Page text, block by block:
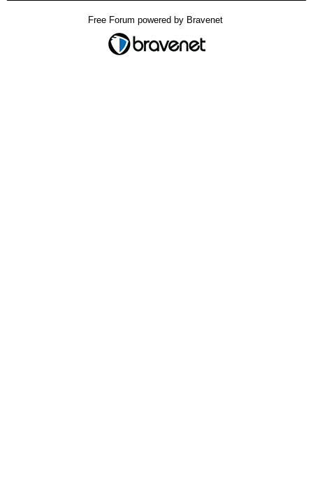
Free Forum powered by Bravenet